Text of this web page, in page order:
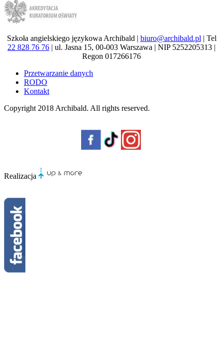
Szkoła angielskiego językowa Archibald | biuro@archibald.pl | Tel
22 828 76 76 | ul. Jasna 15, 00-003 Warszawa | NIP 5252205313 |
Regon 017266176
Przetwarzanie danych
RODO
Kontakt
Copyright 2018 Archibald. All rights reserved.
Realizacja